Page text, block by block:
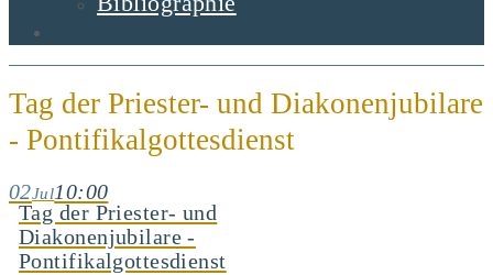
Tag der Priester- und Diakonenjubilare
- Pontifikalgottesdienst
02Jul10:00
Tag der Priester- und
Diakonenjubilare -
Pontifikalgottesdienst